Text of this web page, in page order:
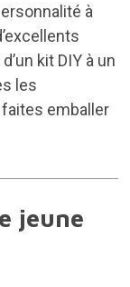
à
kit DIY à un
les
emballer
jeune